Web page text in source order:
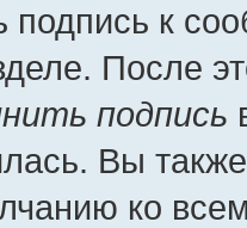
подпись к
После
подпись
Вы
ко